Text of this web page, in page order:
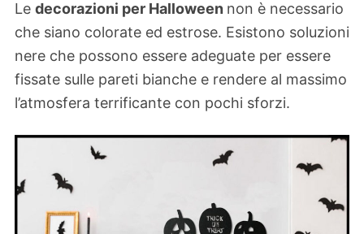
Le decorazioni per Halloween non è necessario
che siano colorate ed estrose. Esistono soluzioni
nere che possono essere adeguate per essere
fissate sulle pareti bianche e rendere al massimo
l’atmosfera terrificante con pochi sforzi.